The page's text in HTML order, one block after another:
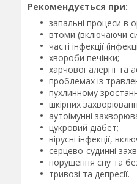
Рекомендується при:
запальні процеси в
втоми (включаючи
часті інфекції
хвороби печінки;
харчової алергії та
проблемах із
пухлинному
шкірних
аутоімунні
цукровий діабет;
вірусні інфекції,
серцево-судинні
порушення сну та
тривозі та депресії.